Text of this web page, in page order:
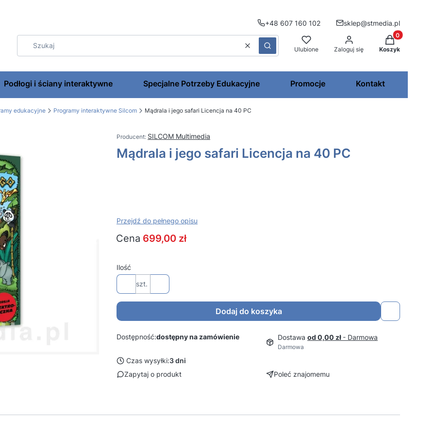
+48 607 160 102 sklep@stmedia.pl
WyczyśćSzukaj Ulubione Zaloguj się
Produkty w
Koszyk
Podłogi i ściany interaktywne Specjalne Potrzeby Edukacyjne Promocje Kontakt
edukacyjne Programy interaktywne Silcom Mądrala i jego safari Licencja na 40 PC
SILCOM Multimedia
Mądrala i jego safari Licencja na 40 PC
Przejdź do pełnego opisu
Cena 699,00 zł
Ilość
szt.
Dodaj do koszyka
Dostępność:dostępny na zamówienie Dostawa od 0,00 zł - Darmowa
Darmowa
Czas wysyłki:3 dni
Zapytaj o produkt
Poleć znajomemu